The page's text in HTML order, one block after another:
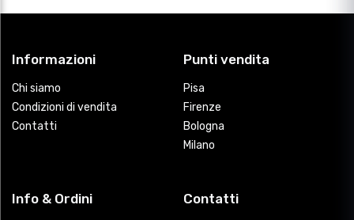
Informazioni
Chi siamo
Condizioni di vendita
Contatti
Punti vendita
Pisa
Firenze
Bologna
Milano
Info & Ordini Contatti